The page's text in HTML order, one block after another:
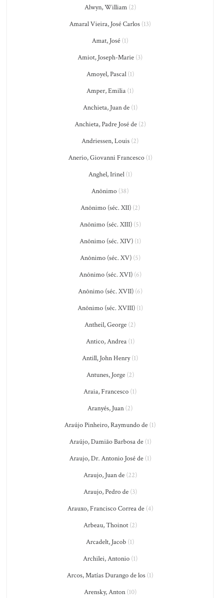
Alwyn, William(2)
Amaral Vieira, José Carlos (13)
Amat, José (1)
Amiot, Joseph-Marie (3)
Amoyel, Pascal(1)
Amper, Emilia (1)
Anchieta, Juan de(1)
Anchieta, Padre José de(2)
Andriessen, Louis (2)
Anerio, Giovanni Francesco(1)
Anghel, Irinel(1)
Anônimo (38)
Anônimo (séc. XII)(2)
Anônimo (séc. XIII)(5)
Anônimo (séc. XIV)(1)
Anônimo (séc. XV)(5)
Anônimo (séc. XVI)(6)
Anônimo (séc. XVII)(6)
Anônimo (séc. XVIII)(1)
Antheil, George (2)
Antico, Andrea(1)
Antill, John Henry(1)
Antunes, Jorge(2)
Araia, Francesco (1)
Aranyés, Juan (2)
Araújo Pinheiro, Raymundo de (1)
Araújo, Damião Barbosa de(1)
Araujo, Dr. Antonio José de(1)
Araujo, Juan de(22)
Araujo, Pedro de(3)
Arauxo, Francisco Correa de(4)
Arbeau, Thoinot(2)
Arcadelt, Jacob (1)
Archilei, Antonio(1)
Arcos, Matías Durango de los (1)
Arensky, Anton(10)